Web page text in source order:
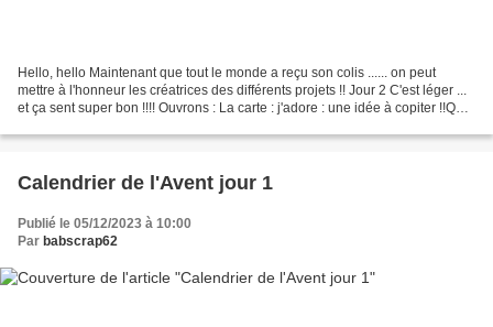
Hello, hello Maintenant que tout le monde a reçu son colis ...... on peut
mettre à l'honneur les créatrices des différents projets !! Jour 2 C'est léger ...
et ça sent super bon !!!! Ouvrons : La carte : j'adore : une idée à copiter !!Que
Calendrier de l'Avent jour 1
Publié le 05/12/2023 à 10:00
Par babscrap62